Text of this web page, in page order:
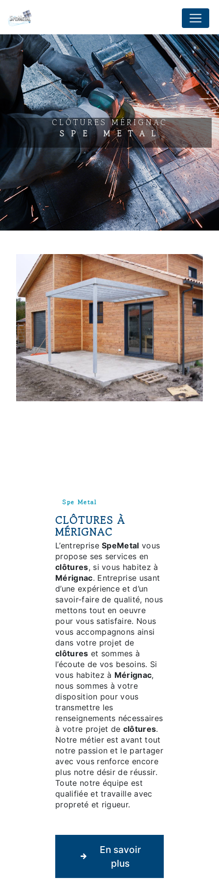
CLÔTURES MÉRIGNAC
SPE METAL
Spe Metal
CLÔTURES À
MÉRIGNAC
L’entrepriseSpeMetal vous
propose ses services en
clôtures, si vous habitez à
Mérignac. Entreprise usant
d’une expérience et d’un
savoir-faire de qualité, nous
mettons tout en oeuvre
pour vous satisfaire. Nous
vous accompagnons ainsi
dans votre projet de
clôtures et sommes à
l’écoute de vos besoins. Si
vous habitez à Mérignac,
nous sommes à votre
disposition pour vous
transmettre les
renseignements nécessaires
à votre projet de clôtures.
Notre métier est avant tout
notre passion et le partager
avec vous renforce encore
plus notre désir de réussir.
Toute notre équipe est
qualifiée et travaille avec
propreté et rigueur.
En savoir
plus